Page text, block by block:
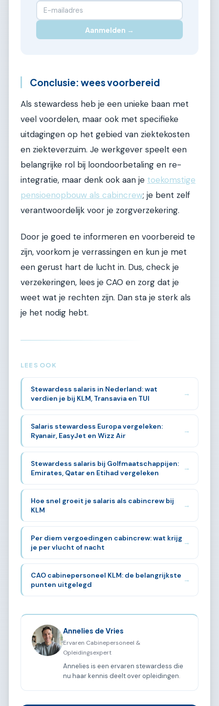
Aanmelden →
Conclusie: wees voorbereid
Als stewardess heb je een unieke baan met
veel voordelen, maar ook met specifieke
uitdagingen op het gebied van ziektekosten
en ziekteverzuim. Je werkgever speelt een
belangrijke rol bij loondoorbetaling en re-
integratie, maar denk ook aan je toekomstige
pensioenopbouw als cabincrew; je bent zelf
verantwoordelijk voor je zorgverzekering.
Door je goed te informeren en voorbereid te
zijn, voorkom je verrassingen en kun je met
een gerust hart de lucht in. Dus, check je
verzekeringen, lees je CAO en zorg dat je
weet wat je rechten zijn. Dan sta je sterk als
je het nodig hebt.
LEES OOK
Stewardess salaris in Nederland: wat
verdien je bij KLM, Transavia en TUI
→
Salaris stewardess Europa vergeleken:
Ryanair, EasyJet en Wizz Air
→
Stewardess salaris bij Golfmaatschappijen:
Emirates, Qatar en Etihad vergeleken
→
Hoe snel groeit je salaris als cabincrew bij
KLM
→
Per diem vergoedingen cabincrew: wat krijg
je per vlucht of nacht
→
CAO cabinepersoneel KLM: de belangrijkste
punten uitgelegd
→
Annelies de Vries
Ervaren Cabinepersoneel &
Opleidingsexpert
Annelies is een ervaren stewardess die
nu haar kennis deelt over opleidingen.